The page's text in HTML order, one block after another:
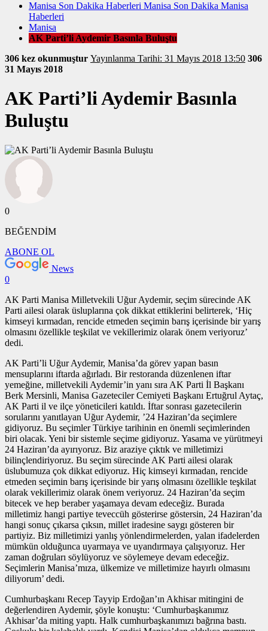
Manisa Son Dakika Haberleri Manisa Son Dakika Manisa
Haberleri
Manisa
AK Parti’li Aydemir Basınla Buluştu
306 kez okunmuştur Yayınlanma Tarihi: 31 Mayıs 2018 13:50 306
31 Mayıs 2018
AK Parti’li Aydemir Basınla
Buluştu
0
BEĞENDİM
ABONE OL
News
0
AK Parti Manisa Milletvekili Uğur Aydemir, seçim sürecinde AK
Parti ailesi olarak üsluplarına çok dikkat ettiklerini belirterek, ‘Hiç
kimseyi kırmadan, rencide etmeden seçimin barış içerisinde bir yarış
olmasını özellikle teşkilat ve vekillerimiz olarak önem veriyoruz’
dedi.
AK Parti’li Uğur Aydemir, Manisa’da görev yapan basın
mensuplarını iftarda ağırladı. Bir restoranda düzenlenen iftar
yemeğine, milletvekili Aydemir’in yanı sıra AK Parti İl Başkanı
Berk Mersinli, Manisa Gazeteciler Cemiyeti Başkanı Ertuğrul Aytaç,
AK Parti il ve ilçe yöneticileri katıldı. İftar sonrası gazetecilerin
sorularını yanıtlayan Uğur Aydemir, ’24 Haziran’da seçimlere
gidiyoruz. Bu seçimler Türkiye tarihinin en önemli seçimlerinden
biri olacak. Yeni bir sistemle seçime gidiyoruz. Yasama ve yürütmeyi
24 Haziran’da ayırıyoruz. Biz araziye çıktık ve milletimizi
bilinçlendiriyoruz. Bu seçim sürecinde AK Parti ailesi olarak
üslubumuza çok dikkat ediyoruz. Hiç kimseyi kırmadan, rencide
etmeden seçimin barış içerisinde bir yarış olmasını özellikle teşkilat
olarak vekillerimiz olarak önem veriyoruz. 24 Haziran’da seçim
bitecek ve hep beraber yaşamaya devam edeceğiz. Burada
milletimiz hangi partiye teveccüh gösterirse göstersin, 24 Haziran’da
hangi sonuç çıkarsa çıksın, millet iradesine saygı gösteren bir
partiyiz. Biz milletimizi yanlış yönlendirmelerden, yalan ifadelerden
mümkün olduğunca uyarmaya ve uyandırmaya çalışıyoruz. Her
zaman doğruları söylüyoruz ve söylemeye devam edeceğiz.
Seçimlerin Manisa’mıza, ülkemize ve milletimize hayırlı olmasını
diliyorum’ dedi.
Cumhurbaşkanı Recep Tayyip Erdoğan’ın Akhisar mitingini de
değerlendiren Aydemir, şöyle konuştu: ‘Cumhurbaşkanımız
Akhisar’da miting yaptı. Halk cumhurbaşkanımızı bağrına bastı.